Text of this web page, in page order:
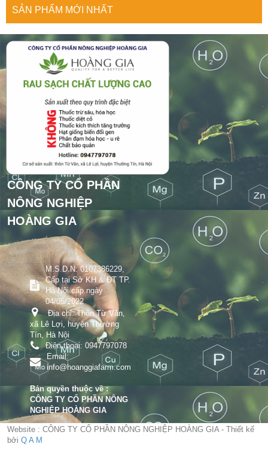
SẢN PHẨM MỚI NHẤT
CÔNG TY CỔ PHẦN
NÔNG NGHIỆP
HOÀNG GIA
M.S.D.N: 0107386229,
Cấp tại Sở KH & ĐT TP.
Hà Nội cấp.ngày
04/05/2022
Địa chỉ:Thôn Từ Vân,
xã Lê Lợi, huyện Thường
Tín, Hà Nội
Điện thoại: 0947797078
Email:
info@hoanggiafarm.com
Bản quyền thuộc về :
CÔNG TY CỔ PHẦN NÔNG
NGHIỆP HOÀNG GIA
Website : CÔNG TY CỔ PHẦN NÔNG NGHIỆP HOÀNG GIA - Thiết kế
bởi Q A M